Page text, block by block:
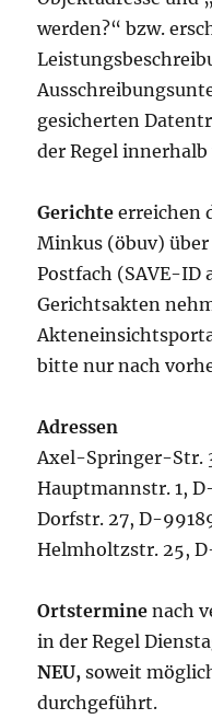
werden?“ bzw.
gesicherten
der Regel
Gerichte erreichen
Minkus (öbuv)
Postfach (SAVE-ID
Gerichtsakten
bitte nur nach
Adressen
Axel-Springer-Str.
Hauptmannstr. 1,
Dorfstr. 27, D-
Helmholtzstr. 25,
Ortstermine nach
in der Regel
NEU, soweit
durchgeführt.